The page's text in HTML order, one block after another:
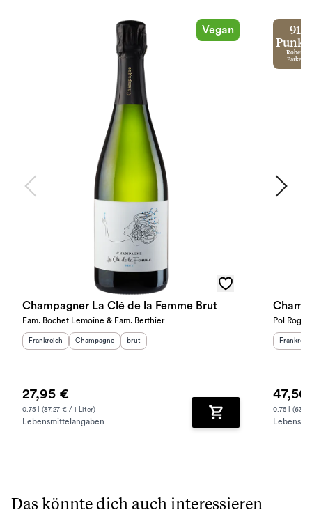
Vegan
Champagner La Clé de la Femme Brut
Fam. Bochet Lemoine & Fam. Berthier
Herkunftsland
Frankreich Herkunftsregion :
Champagne Geschmack
brut
27,95 €
0.75 l (37.27 € / 1 Liter)
Lebensmittelangaben Zum Warenkorb
91
Robert
Parker
Pol Roger
47,50
0.75 l
Das könnte dich auch interessieren